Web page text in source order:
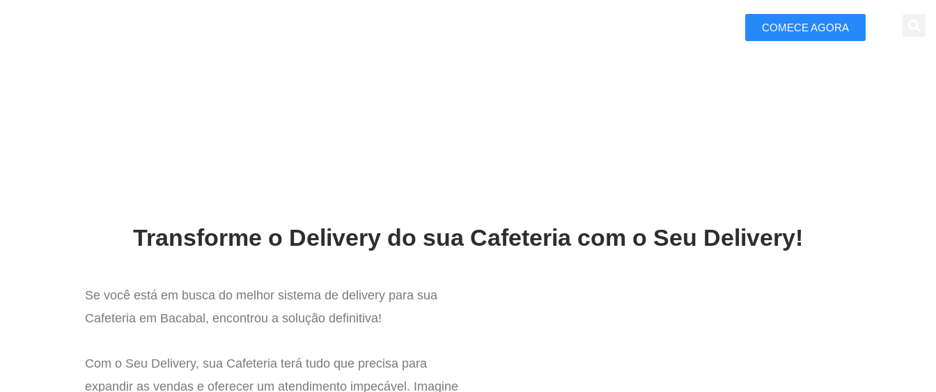
COMECE AGORA
Transforme o Delivery do sua Cafeteria com o Seu Delivery!
Se você está em busca do melhor sistema de delivery para sua
Cafeteria em Bacabal, encontrou a solução definitiva!
Com o Seu Delivery, sua Cafeteria terá tudo que precisa para
expandir as vendas e oferecer um atendimento impecável. Imagine